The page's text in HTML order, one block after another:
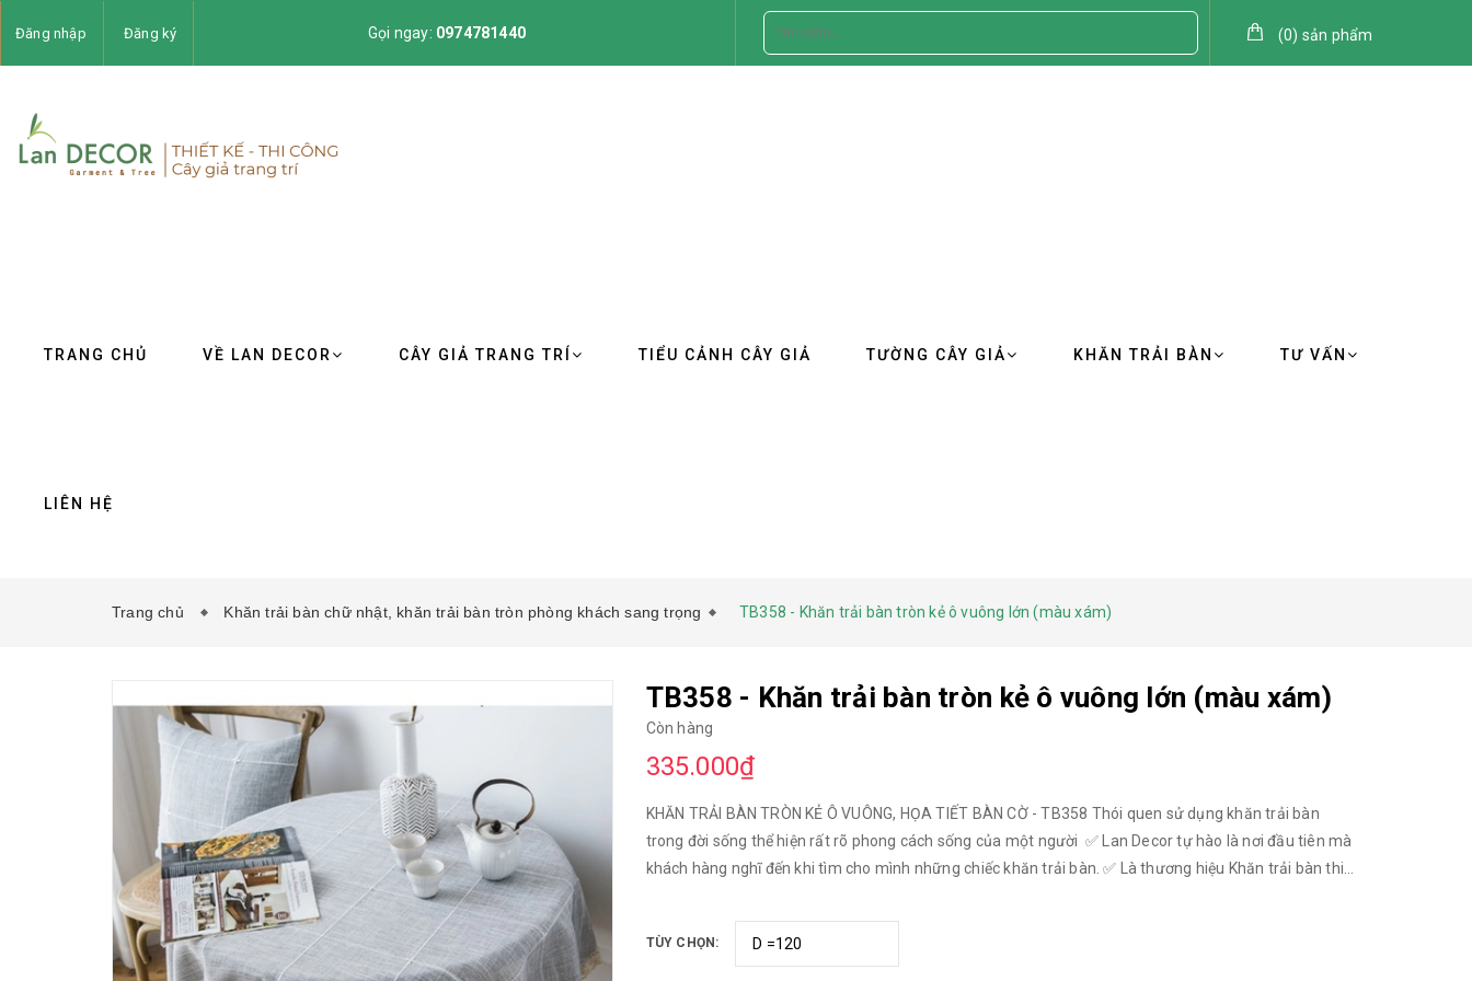
Đăng nhập Đăng ký Gọi ngay: 0974781440 (0) sản phẩm
TRANG CHỦ VỀ LAN DECOR CÂY GIẢ TRANG TRÍ TIỂU CẢNH CÂY GIẢ TƯỜNG CÂY GIẢ KHĂN TRẢI BÀN TƯ VẤN
LIÊN HỆ
Trang chủ Khăn trải bàn chữ nhật, khăn trải bàn tròn phòng khách sang trọng TB358 - Khăn trải bàn tròn kẻ ô vuông lớn (màu xám)
TB358 - Khăn trải bàn tròn kẻ ô vuông lớn (màu xám)
Còn hàng
335.000₫
KHĂN TRẢI BÀN TRÒN KẺ Ô VUÔNG, HỌA TIẾT BÀN CỜ - TB358 Thói quen sử dụng khăn trải bàn
trong đời sống thể hiện rất rõ phong cách sống của một người ✅ Lan Decor tự hào là nơi đầu tiên mà
khách hàng nghĩ đến khi tìm cho mình những chiếc khăn trải bàn. ✅ Là thương hiệu Khăn trải bàn thiết
hàng có thể đặt may đồng bộ Khăn trải bàn, Rèm cửa, gối tựa, nệm ghế cùng phong cách.
_____________ * Chất liệu: - Chất liệu vải sợi dệt cao cấp, đẹp sắc nét. - Chống nắng tốt, ít thấm
TÙY CHỌN: